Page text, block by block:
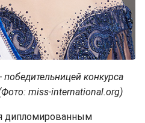
конкурса
miss-international.org)
дипломированным